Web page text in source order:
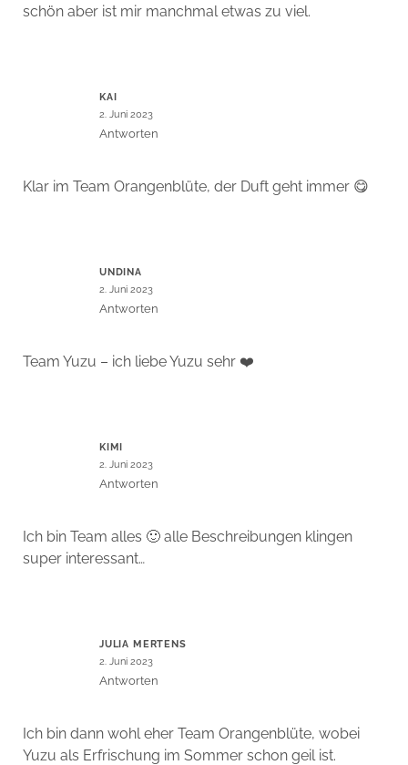
schön aber ist mir manchmal etwas zu viel.
KAI
2. Juni 2023
Antworten
Klar im Team Orangenblüte, der Duft geht immer 😋
UNDINA
2. Juni 2023
Antworten
Team Yuzu – ich liebe Yuzu sehr ❤️
KIMI
2. Juni 2023
Antworten
Ich bin Team alles 🙂 alle Beschreibungen klingen
super interessant…
JULIA MERTENS
2. Juni 2023
Antworten
Ich bin dann wohl eher Team Orangenblüte, wobei
Yuzu als Erfrischung im Sommer schon geil ist.